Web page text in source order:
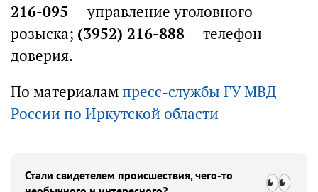
216-095 — управление уголовного
розыска; (3952) 216-888 — телефон
доверия.
По материалампресс-службы ГУ МВД
России по Иркутской области
Стали свидетелем происшествия, чего-то